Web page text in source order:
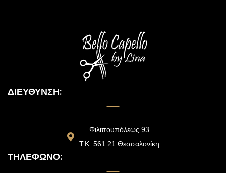
ΔΙΕΎΘΥΝΣΗ:
Φιλιπουπόλεως 93
Τ.Κ. 561 21 Θεσσαλονίκη
ΤΗΛΈΦΩΝΟ: